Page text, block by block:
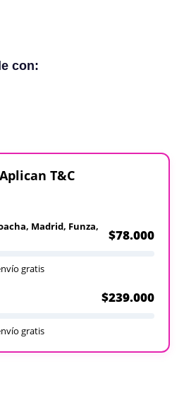
con:
T&C
Madrid, Funza,
$78.000
gratis
$239.000
gratis